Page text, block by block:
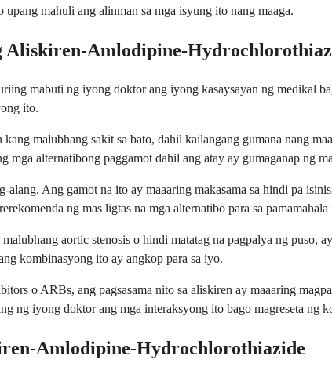
mahuli ang alinman sa mga isyung ito nang maaga.
Aliskiren-Amlodipine-
mabuti ng iyong doktor ang iyong kasaysayan ng medikal
ito.
malubhang sakit sa bato, dahil kailangang gumana nang
mga alternatibong paggamot dahil ang atay ay gumaganap ng
alang. Ang gamot na ito ay maaaring makasama sa hindi pa
ng mas ligtas na mga alternatibo para sa
aortic stenosis o hindi matatag na pagpalya ng
kombinasyong ito ay angkop para sa iyo.
o ARBs, ang pagsasama nito sa aliskiren ay maaaring
ng iyong doktor ang mga interaksyong ito bago magreseta ng
Amlodipine-Hydrochlorothiazide